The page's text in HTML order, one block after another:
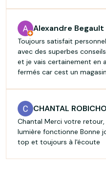
Alexandre Begault
Toujours satisfait
avec des superbes
et je vais certainement en
fermés car cest un
CHANTAL
Chantal Merci votre retour, et je vous confirme que la
lumière fonctionne Bonne
top et toujours à l'écoute